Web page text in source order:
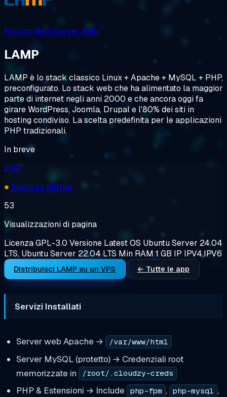
Hosting Web Server Web
LAMP
LAMP è lo stack classico Linux + Apache + MySQL + PHP,
preconfigurato. Lo stack web che ha alimentato la maggior
parte di internet negli anni 2000 e che ancora oggi fa
girare WordPress, Joomla, Drupal e l'80% dei siti in
hosting condiviso. La scelta predefinita per le applicazioni
PHP tradizionali.
In breve
2.9k
Stelle su GitHub
53
Visualizzazioni di pagina
LicenzaGPL-3.0 Versione LatestOS Ubuntu Server 24.04
LTS, Ubuntu Server 22.04 LTS Min RAM1 GB IP IPV4,IPV6
Distribuisci LAMP su un VPS ← Tutte le app
Servizi Installati
Server web Apache → /var/www/html
Server MySQL (protetto) → Credenziali root
memorizzate in
/root/.cloudzy-creds
PHP & Estensioni → Include php-fpm , php-mysql ,